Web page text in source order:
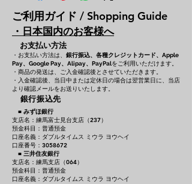
ご利用ガイド / Shopping Guide
・日本国内のお客様へ
お支払い方法
・お支払い方法は、 銀行振込、各種クレジットカード、 Apple
Pay、Google Pay、Alipay、PayPalをご利用いただけます。
・商品の発送は、ご入金確認後とさせていただきます。
・入金確認後、当日中または定休日の場合は翌営業日に、当店
より確認メールをお送りいたします。
銀行振込先
■ みずほ銀行
支店名：練馬富士見台支店（237）
預金科目：普通預金
口座名義：ダブルタイムス ミウラ ヨウヘイ
口座番号：3058672
■ 三井住友銀行
支店名：練馬支店（064）
預金科目：普通預金
口座名義：ダブルタイムス ミウラ ヨウヘイ